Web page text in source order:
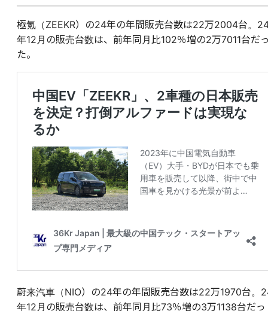
極氪（ZEEKR）の24年の年間販売台数は22万2004台。
年12月の販売台数は、前年同月比102％増の2万7011台だ
た。
蔚来汽車（NIO）の24年の年間販売台数は22万1970台。
年12月の販売台数は、前年同月比73％増の3万1138台だっ